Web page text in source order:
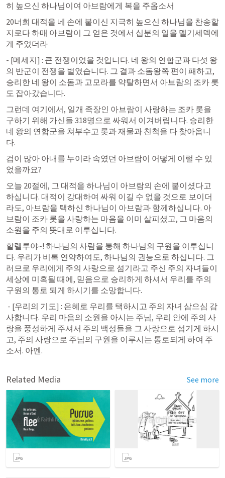
히 높으신 하나님이여 아브람에게 복을 주옵소서
20너희 대적을 네 손에 붙이신 지극히 높으신 하나님을 찬송할
지로다 하매 아브람이 그 얻은 것에서 십분의 일을 멜기세덱에
게 주었더라
- [메세지] : 큰 전쟁이었을 것입니다. 네 왕의 연합군과 다섯 왕
의 반군이 전쟁을 벌였습니다. 그 결과 소돔왕쪽 편이 패하고,
승리한 네 왕이 소돔과 고모라를 약탈하면서 아브람의 조카 롯
도 잡아갔습니다.
그런데 여기에서, 일개 족장인 아브람이 사랑하는 조카 롯을
구하기 위해 가신들 318명으로 싸워서 이겨버립니다. 승리한
네 왕의 연합군을 쳐부수고 롯과 재물과 친척을 다 찾아옵니
다.
겁이 많아 아내를 누이라 속였던 아브람이 어떻게 이럴 수 있
었을까요?
오늘 20절에, 그 대적을 하나님이 아브람의 손에 붙이셨다고
하십니다. 대적이 강대하여 싸워 이길 수 없을 것으로 보이더
라도, 아브람을 택하신 하나님이 아브람과 함께하십니다. 아
브람이 조카 롯을 사랑하는 마음을 이미 살피셨고, 그 마음의
소원을 주의 뜻대로 이루십니다.
할렐루야~! 하나님의 사람을 통해 하나님의 구원을 이루십니
다. 우리가 비록 연약하여도, 하나님의 권능으로 하십니다. 그
러므로 우리에게 주의 사랑으로 섬기라고 주신 주의 자녀들이
세상에 미혹될 때에, 믿음으로 승리하게 하셔서 우리를 주의
구원의 통로 되게 하시기를 소망합니다.
- [우리의 기도] : 은혜로 우리를 택하시고 주의 자녀 삼으심 감
사합니다. 우리 마음의 소원을 아시는 주님, 우리 안에 주의 사
랑을 풍성하게 주셔서 주의 백성들을 그 사랑으로 섬기게 하시
고, 주의 사랑으로 주님의 구원을 이루시는 통로되게 하여 주
소서. 아멘.
Related Media See more